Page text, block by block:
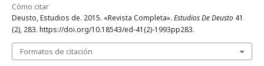
Cómo citar
Deusto, Estudios de. 2015. «Revista Completa». Estudios De Deusto 41
(2), 283. https://doi.org/10.18543/ed-41(2)-1993pp283.
Formatos de citación